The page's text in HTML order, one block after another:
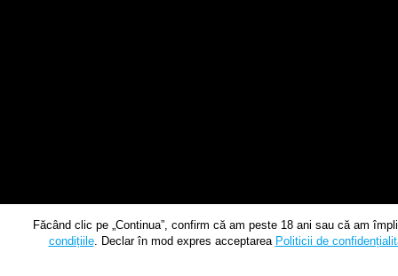
Făcând clic pe „Continua”, confirm că am peste 18 ani sau că am
condițiile. Declar în mod expres acceptarea Politicii de